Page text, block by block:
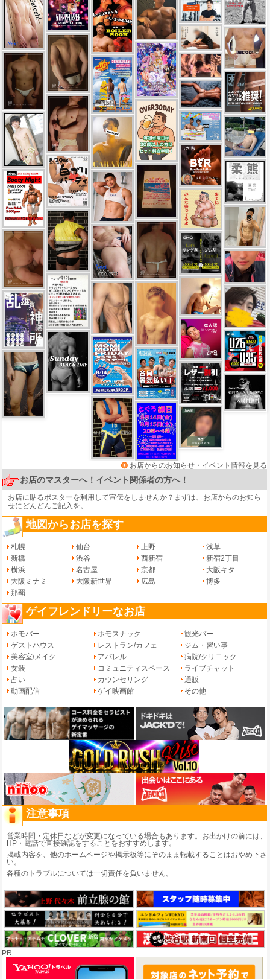
お店からのお知らせ・イベント情報を見る
お店のマスターへ！イベント関係者の方へ！
お店に貼るポスターを利用して宣伝をしませんか？まずは、 お店からのお知ら
せにどんどんご記入を。
地図からお店を探す
札幌 仙台 上野
浅草
新橋
渋谷 西新宿
新宿2丁目
横浜
名古屋 京都
大阪キタ
大阪ミナミ
大阪新世界 広島
博多
那覇
ゲイフレンドリーなお店
ホモバー ホモスナック
観光バー
ゲストハウス
レストラン/カフェ
ジム・習い事
美容室/メイク
アパレル
病院/クリニック
女装
コミュニティスペース
ライブチャット
占い
カウンセリング
通販
動画配信
ゲイ映画館 その他
注意事項
営業時間・定休日などが変更になっている場合もあります。お出かけの前には、
HP・電話で直接確認をすることをおすすめします。
掲載内容を、他のホームページや掲示板等にそのまま転載することはおやめ下さ
い。
各種のトラブルについては一切責任を負いません。
PR